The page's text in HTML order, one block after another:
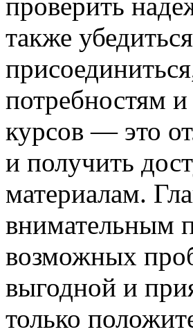
также
потребностям
курсов — это
и получить
материалам.
внимательным
возможных
выгодной и
только